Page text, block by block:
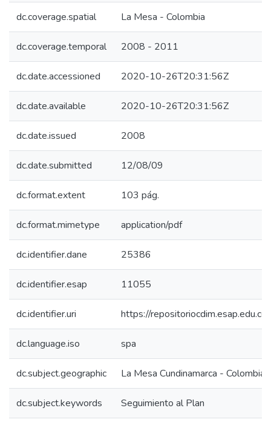
dc.coverage.spatial La Mesa - Colombia
dc.coverage.temporal 2008 - 2011
dc.date.accessioned 2020-10-26T20:31:56Z
dc.date.available 2020-10-26T20:31:56Z
dc.date.issued 2008
dc.date.submitted 12/08/09
dc.format.extent 103 pág.
dc.format.mimetype application/pdf
dc.identifier.dane 25386
dc.identifier.esap 11055
dc.identifier.uri https://
dc.language.iso spa
dc.subject.geographic La Mesa Cundinamarca - Colombia
dc.subject.keywords Seguimiento al Plan